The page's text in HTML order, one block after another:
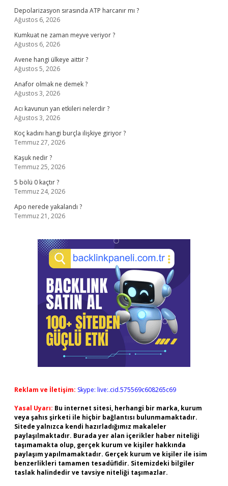
Depolarizasyon sırasında ATP harcanır mı ?
Ağustos 6, 2026
Kumkuat ne zaman meyve veriyor ?
Ağustos 6, 2026
Avene hangi ülkeye aittir ?
Ağustos 5, 2026
Anafor olmak ne demek ?
Ağustos 3, 2026
Acı kavunun yan etkileri nelerdir ?
Ağustos 3, 2026
Koç kadını hangi burçla ilişkiye giriyor ?
Temmuz 27, 2026
Kaşuk nedir ?
Temmuz 25, 2026
5 bölü 0 kaçtır ?
Temmuz 24, 2026
Apo nerede yakalandı ?
Temmuz 21, 2026
Reklam ve İletişim: Skype: live:.cid.575569c608265c69
Yasal Uyarı: Bu internet sitesi, herhangi bir marka, kurum
veya şahıs şirketi ile hiçbir bağlantısı bulunmamaktadır.
Sitede yalnızca kendi hazırladığımız makaleler
paylaşılmaktadır. Burada yer alan içerikler haber niteliği
taşımamakta olup, gerçek kurum ve kişiler hakkında
paylaşım yapılmamaktadır. Gerçek kurum ve kişiler ile isim
benzerlikleri tamamen tesadüfidir. Sitemizdeki bilgiler
taslak halindedir ve tavsiye niteliği taşımazlar.